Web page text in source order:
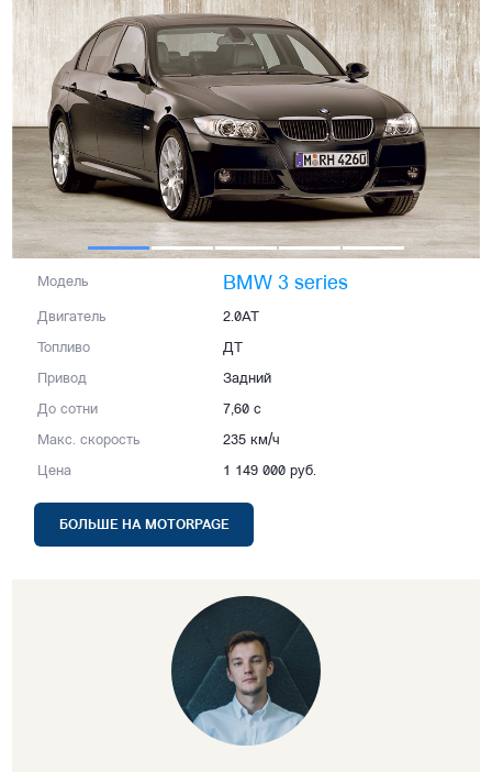
Модель BMW 3 series
Двигатель 2.0AT
Топливо ДТ
Привод Задний
До сотни 7,60 с
Макс. скорость 235 км/ч
Цена 1 149 000 руб.
БОЛЬШЕ НА MOTORPAGE